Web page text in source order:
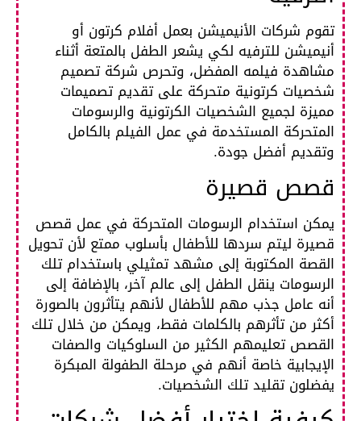
تقوم شركات الأنيميشن بعمل أفلام كرتون أو
أنيميشن للترفيه لكي يشعر الطفل بالمتعة أثناء
مشاهدة فيلمه المفضل، وتحرص شركة تصميم
شخصيات كرتونية متحركة على تقديم تصميمات
مميزة لجميع الشخصيات الكرتونية والرسومات
المتحركة المستخدمة في عمل الفيلم بالكامل
وتقديم أفضل جودة.
قصص قصيرة
يمكن استخدام الرسومات المتحركة في عمل قصص
قصيرة ليتم سردها للأطفال بأسلوب ممتع لأن تحويل
القصة المكتوبة إلى مشهد تمثيلي باستخدام تلك
الرسومات ينقل الطفل إلى عالم آخر، بالإضافة إلى
أنه عامل جذب مهم للأطفال لأنهم يتأثرون بالصورة
أكثر من تأثرهم بالكلمات فقط، ويمكن من خلال تلك
القصص تعليمهم الكثير من السلوكيات والصفات
الإيجابية خاصة أنهم في مرحلة الطفولة المبكرة
يفضلون تقليد تلك الشخصيات.